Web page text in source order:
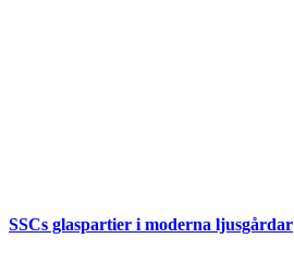
SSCs glaspartier i moderna ljusgårdar